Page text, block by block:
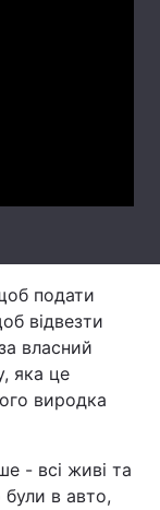
подати
відвезти
власний
яка це
виродка
- всі живі та
в авто,